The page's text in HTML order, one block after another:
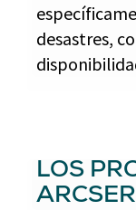
desastres,
LOS